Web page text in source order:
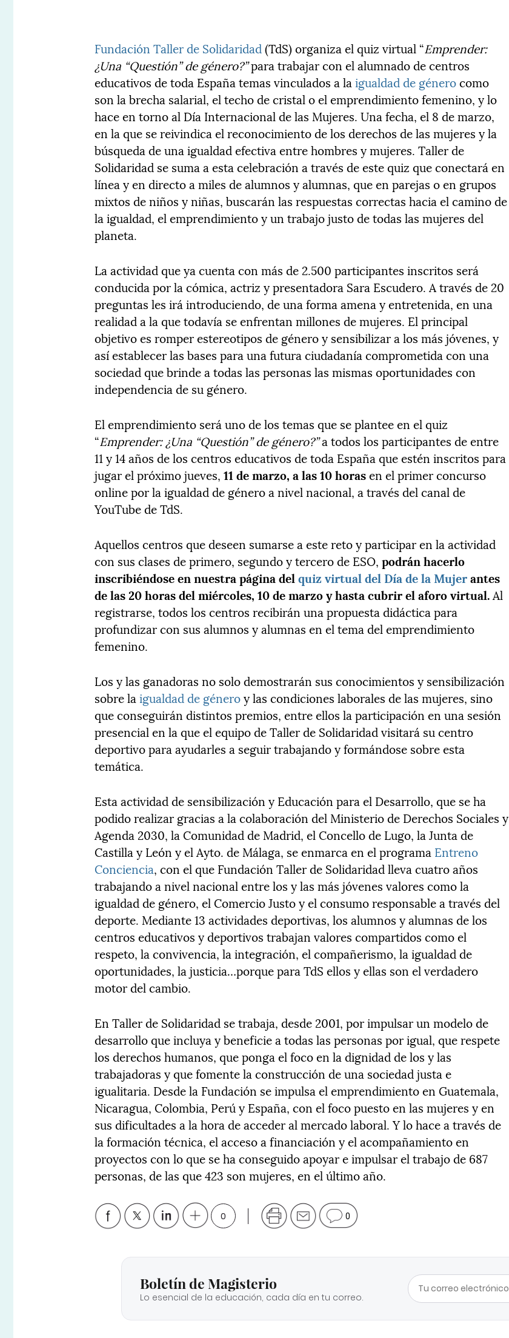
Fundación Taller de Solidaridad(TdS) organiza el quiz virtual “Emprender:
¿Una “Questión” de género?”para trabajar con el alumnado de centros
educativos de toda España temas vinculados a laigualdad de génerocomo
son la brecha salarial, el techo de cristal o el emprendimiento femenino, y lo
hace en torno al Día Internacional de las Mujeres. Una fecha, el 8 de marzo,
en la que se reivindica el reconocimiento de los derechos de las mujeres y la
búsqueda de una igualdad efectiva entre hombres y mujeres. Taller de
Solidaridad se suma a esta celebración a través de este quiz que conectará en
línea y en directo a miles de alumnos y alumnas, que en parejas o en grupos
mixtos de niños y niñas, buscarán las respuestas correctas hacia el camino de
la igualdad, el emprendimiento y un trabajo justo de todas las mujeres del
planeta.
La actividad que ya cuenta con más de 2.500 participantes inscritos será
conducida por la cómica, actriz y presentadora Sara Escudero. A través de 20
preguntas les irá introduciendo, de una forma amena y entretenida, en una
realidad a la que todavía se enfrentan millones de mujeres. El principal
objetivo es romper estereotipos de género y sensibilizar a los más jóvenes, y
así establecer las bases para una futura ciudadanía comprometida con una
sociedad que brinde a todas las personas las mismas oportunidades con
independencia de su género.
El emprendimiento será uno de los temas que se plantee en el quiz
“Emprender: ¿Una “Questión” de género?”a todos los participantes de entre
11 y 14 años de los centros educativos de toda España que estén inscritos para
jugar el próximo jueves,11 de marzo, a las 10 horasen el primer concurso
online por la igualdad de género a nivel nacional, a través del canal de
YouTube de TdS.
Aquellos centros que deseen sumarse a este reto y participar en la actividad
con sus clases de primero, segundo y tercero de ESO,podrán hacerlo
inscribiéndoseen nuestra página delquiz virtual del Día de la Mujerantes
de las 20 horas del miércoles, 10 de marzoy hasta cubrir el aforo virtual.Al
registrarse, todos los centros recibirán una propuesta didáctica para
profundizar con sus alumnos y alumnas en el tema del emprendimiento
femenino.
Los y las ganadoras no solo demostrarán sus conocimientos y sensibilización
sobre laigualdad de géneroy las condiciones laborales de las mujeres, sino
que conseguirán distintos premios, entre ellos la participación en una sesión
presencial en la que el equipo de Taller de Solidaridad visitará su centro
deportivo para ayudarles a seguir trabajando y formándose sobre esta
temática.
Esta actividad de sensibilización y Educación para el Desarrollo, que se ha
podido realizar gracias a la colaboración del Ministerio de Derechos Sociales y
Agenda 2030, la Comunidad de Madrid, el Concello de Lugo, la Junta de
Castilla y León y el Ayto. de Málaga, se enmarca en el programa Entreno
Conciencia, con el que Fundación Taller de Solidaridad lleva cuatro años
trabajando a nivel nacional entre los y las más jóvenes valores como la
igualdad de género, el Comercio Justo y el consumo responsable a través del
deporte. Mediante 13 actividades deportivas, los alumnos y alumnas de los
centros educativos y deportivos trabajan valores compartidos como el
respeto, la convivencia, la integración, el compañerismo, la igualdad de
oportunidades, la justicia…porque para TdS ellos y ellas son el verdadero
motor del cambio.
En Taller de Solidaridad se trabaja, desde 2001, por impulsar un modelo de
desarrollo que incluya y beneficie a todas las personas por igual, que respete
los derechos humanos, que ponga el foco en la dignidad de los y las
trabajadoras y que fomente la construcción de una sociedad justa e
igualitaria. Desde la Fundación se impulsa el emprendimiento en Guatemala,
Nicaragua, Colombia, Perú y España, con el foco puesto en las mujeres y en
sus dificultades a la hora de acceder al mercado laboral. Y lo hace a través de
la formación técnica, el acceso a financiación y el acompañamiento en
proyectos con lo que se ha conseguido apoyar e impulsar el trabajo de 687
personas, de las que 423 son mujeres, en el último año.
0 0
Boletín de Magisterio
Lo esencial de la educación, cada día en tu correo.